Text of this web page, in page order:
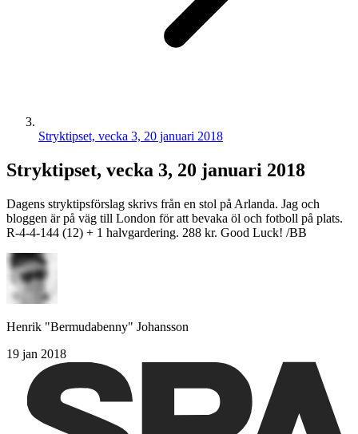
Stryktipset, vecka 3, 20 januari 2018
Stryktipset, vecka 3, 20 januari 2018
Dagens stryktipsförslag skrivs från en stol på Arlanda. Jag och
bloggen är på väg till London för att bevaka öl och fotboll på plats.
R-4-4-144 (12) + 1 halvgardering. 288 kr. Good Luck! /BB
Henrik "Bermudabenny" Johansson
19 jan 2018